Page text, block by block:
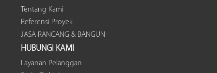
Tentang Kami
Referensi Proyek
JASA RANCANG & BANGUN
HUBUNGI KAMI
Layanan Pelanggan